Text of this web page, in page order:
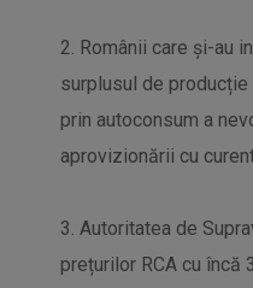
2. Românii care și-au
surplusul de
prin autoconsum a
aprovizionării cu
3. Autoritatea de
prețurilor RCA cu încă